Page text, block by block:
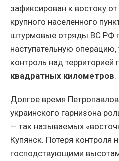
зафиксирован к востоку
крупного населенного
штурмовые отряды ВС РФ
наступательную
контроль над
квадратных километров.
Долгое время
украинского гарнизона
— так называемых
Купянск. Потеря контроля
господствующими